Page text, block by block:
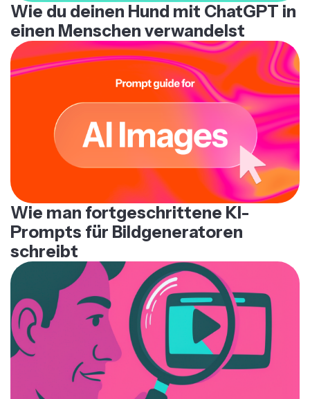
Wie du deinen Hund mit ChatGPT in
einen Menschen verwandelst
Wie man fortgeschrittene KI-
Prompts für Bildgeneratoren
schreibt